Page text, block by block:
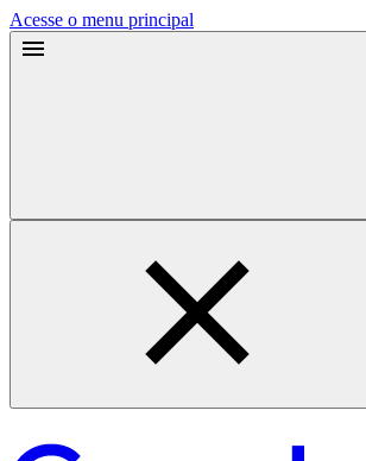
Acesse o menu principal